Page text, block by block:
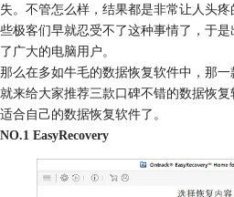
失。不管怎么样，结果都是非常让人头
些极客们早就忍受不了这种事情了，于
了广大的电脑用户。
那么在多如牛毛的数据恢复软件中，那
就来给大家推荐三款口碑不错的数据恢
适合自己的数据恢复软件了。
NO.1 EasyRecovery